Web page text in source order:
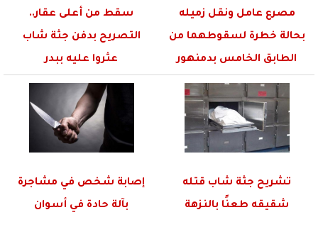
مصرع عامل ونقل زميله
بحالة خطرة لسقوطهما من
الطابق الخامس بدمنهور
سقط من أعلى عقار..
التصريح بدفن جثة شاب
عثروا عليه ببدر
تشريح جثة شاب قتله
شقيقه طعنًا بالنزهة
إصابة شخص في مشاجرة
بآلة حادة في أسوان